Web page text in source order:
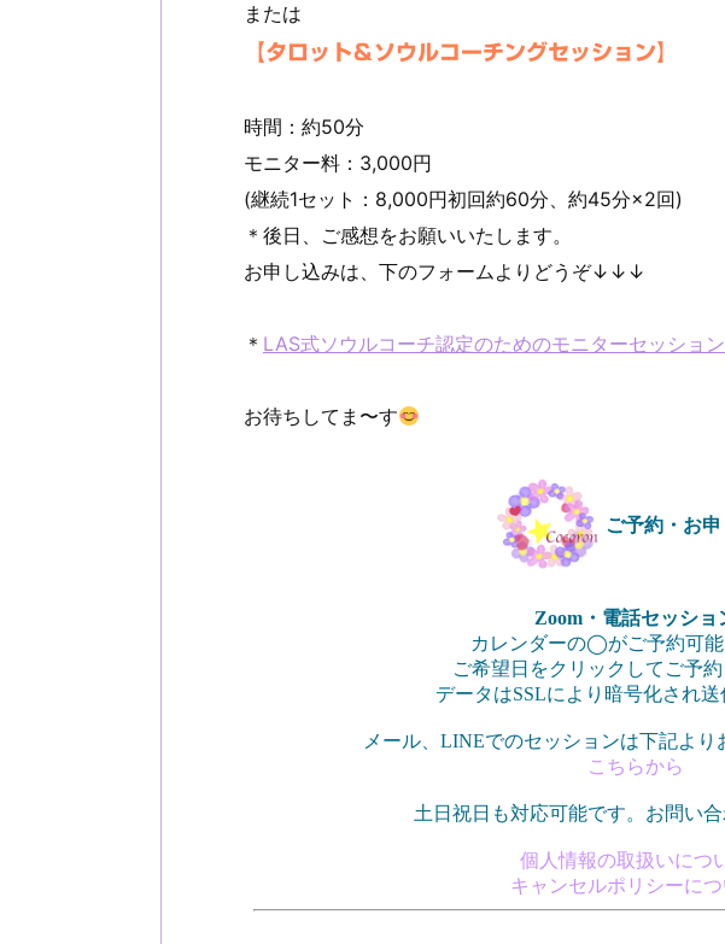
または
【タロット＆ソウルコーチングセッション】
時間：約50分
モニター料：3,000円
(継続1セット：8,000円初回約60分、約45分×2回)
＊後日、ご感想をお願いいたします。
お申し込みは、下のフォームよりどうぞ↓↓↓
＊ LAS式ソウルコーチ認定のためのモニターセッション
お待ちしてま〜す